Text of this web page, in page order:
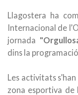
Llagostera ha
Internacional de
jornada
dins la programació
Les activitats
zona esportiva de